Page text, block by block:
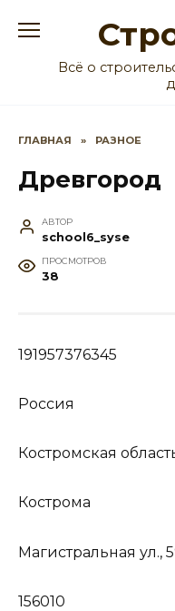
Всё о
ГЛАВНАЯ » РАЗНОЕ
Древгород
АВТОР
school6_syse
ПРОСМОТРОВ
38
191957376345
Россия
Костромская
Кострома
Магистральная ул.,
156010